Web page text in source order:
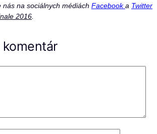
nás na sociálnych médiách Facebooka Twitter
2016